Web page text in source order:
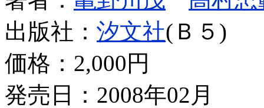
出版社： 汐文社(Ｂ５)
価格： 2,000円
発売日：2008年02月